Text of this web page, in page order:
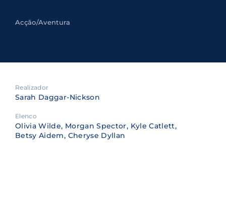
Acção/Aventura
Realizador
Sarah Daggar-Nickson
Elenco
Olivia Wilde, Morgan Spector, Kyle Catlett,
Betsy Aidem, Cheryse Dyllan